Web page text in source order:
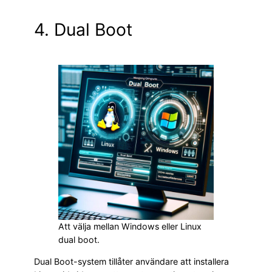
4. Dual Boot
Att välja mellan Windows eller Linux
dual boot.
Dual Boot-system tillåter användare att installera